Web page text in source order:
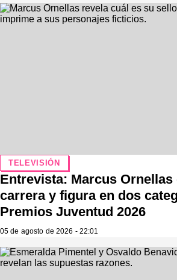
TELEVISIÓN
Entrevista: Marcus
carrera y figura en dos
Premios Juventud 2026
05 de agosto de 2026 - 22:01